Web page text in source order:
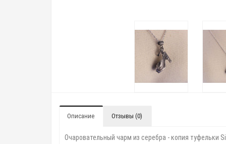
Описание Отзывы (0)
Очаровательный чарм из серебра - копия туфельки